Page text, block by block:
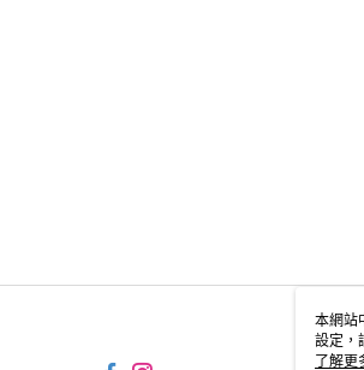
本網站
設定，
使用
了解更